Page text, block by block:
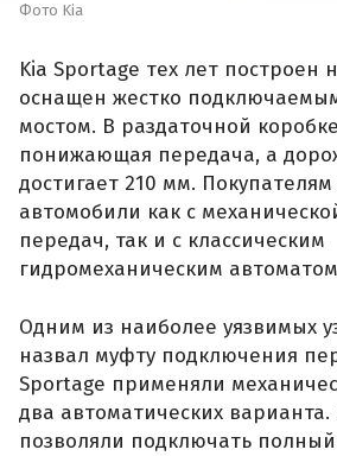
Фото Kia
Kia Sportage тех лет построен
оснащен жестко
мостом. В раздаточной
понижающая передача, а
достигает 210 мм.
автомобили как с
передач, так и с классическим
гидромеханическим
Одним из наиболее уязвимых
назвал муфту подключения
Sportage применяли
два автоматических
позволяли подключать